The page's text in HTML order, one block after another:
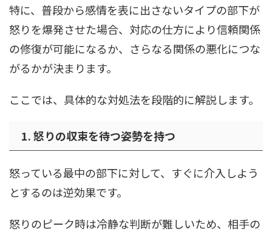
特に、普段から感情を表に出さないタイプの部下が
怒りを爆発させた場合、対応の仕方により信頼関係
の修復が可能になるか、さらなる関係の悪化につな
がるかが決まります。
ここでは、具体的な対処法を段階的に解説します。
1. 怒りの収束を待つ姿勢を持つ
怒っている最中の部下に対して、すぐに介入しよう
とするのは逆効果です。
怒りのピーク時は冷静な判断が難しいため、相手の